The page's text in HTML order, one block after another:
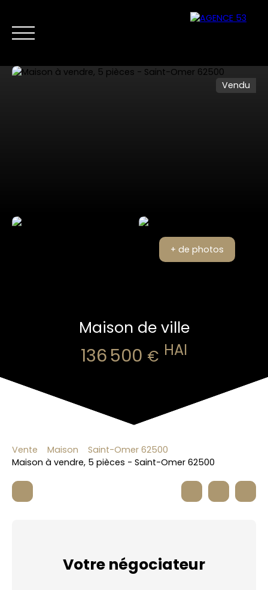
Vendu
+ de photos
Maison de ville
136 500 € HAI
Vente Maison
Saint-Omer 62500
Maison à vendre, 5 pièces - Saint-Omer 62500
Votre négociateur